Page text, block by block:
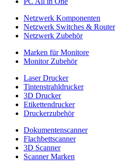
Netzwerk Komponenten
Netzwerk Switches & Router
Netzwerk Zubehör
Marken für Monitore
Monitor Zubehör
Laser Drucker
Tintenstrahldrucker
3D Drucker
Etikettendrucker
Druckerzubehör
Dokumentenscanner
Flachbettscanner
3D Scanner
Scanner Marken